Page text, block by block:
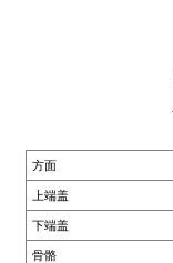
方面
上端盖
下端盖
骨骼